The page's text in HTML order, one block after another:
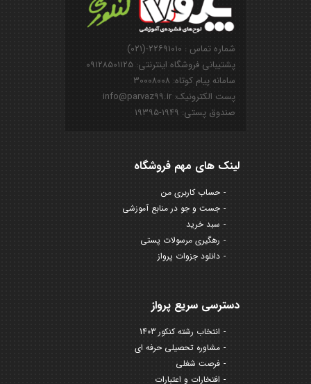
شماره تماس : ۲۲۶۹۱۰۱۰-(۰۲۱)
پشتیبانی فروشگاه اینترنتی: ۰۹۱۲۸۵۰۱۱۲۵
سامانه پیام کوتاه: ۳۰۰۰۸۰۰۸
پست الکترونیک: info@parvaz99.ir
صندوق پستی: ۱۹۴۹-۱۹۳۹۵
لینک های مهم فروشگاه
حساب کاربری من
جست و جو در منابع آموزشی
سبد خرید
رهگیری مرسولات پستی
دانلود جزوات پرواز
دسترسی سریع پرواز
انتخاب رشته کنکور 1403
مشاوره تحصیلی حرفه ای
فرصت شغلی
افتخارات و اعتبارات